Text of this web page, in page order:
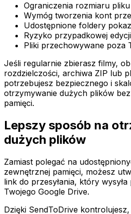
Ograniczenia rozmiaru pliku
Wymóg tworzenia kont
Udostępnione foldery
Ryzyko przypadkowej
Pliki przechowywane poza
Jeśli regularnie zbierasz filmy,
rozdzielczości, archiwa ZIP lub
potrzebujesz bezpiecznego i
otrzymywanie dużych plików
pamięci.
Lepszy sposób na
dużych plików
Zamiast polegać na
zewnętrznej pamięci, możesz
link do przesyłania, który
Twojego Google Drive.
Dzięki SendToDrive